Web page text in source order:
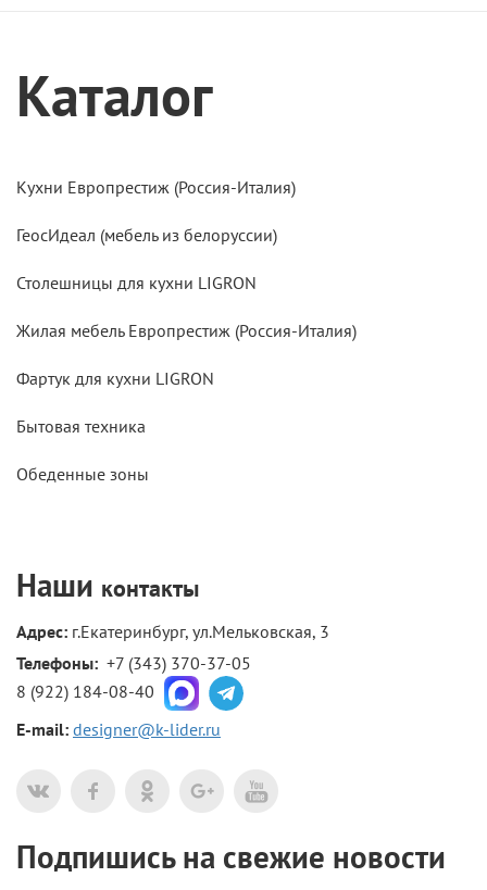
Каталог
Кухни Европрестиж (Россия-Италия)
ГеосИдеал (мебель из белоруссии)
Столешницы для кухни LIGRON
Жилая мебель Европрестиж (Россия-Италия)
Фартук для кухни LIGRON
Бытовая техника
Обеденные зоны
Наши контакты
Адрес: г.Екатеринбург, ул.Мельковская, 3
Телефоны: +7 (343) 370-37-05
8 (922) 184-08-40
E-mail: designer@k-lider.ru
Подпишись на свежие новости